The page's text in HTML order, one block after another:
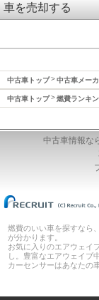
車を売却する
中古車トップ 中古車メー
中古車トップ 燃費ランキ
中古車情報な
燃費のいい車を探すなら
が分かります。
お気に入りのエアウェイ
し。豊富なエアウェイブ
カーセンサーはあなたの